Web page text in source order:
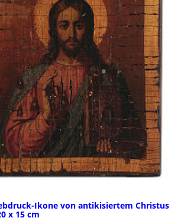
Ikone von antikisiertem Christus
x 15 cm